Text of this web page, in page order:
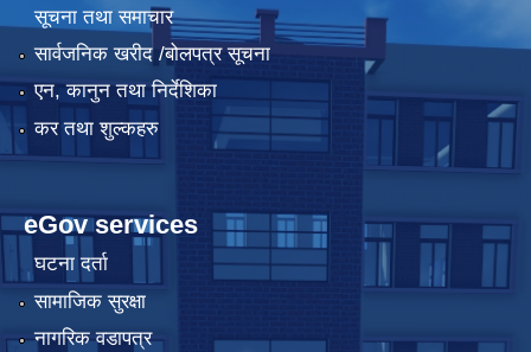
सूचना तथा समाचार
सार्वजनिक खरीद /बोलपत्र सूचना
एन, कानुन तथा निर्देशिका
कर तथा शुल्कहरु
eGov services
घटना दर्ता
सामाजिक सुरक्षा
नागरिक वडापत्र